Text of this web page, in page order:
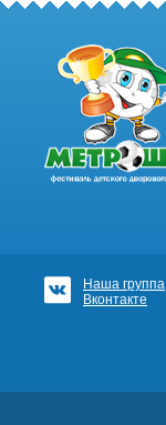
Наша группа
Вконтакте